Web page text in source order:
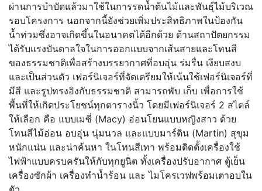
ผ่านการบำบัดแล้วมาใช้ในการรดน้ำต้นไม้และพันธุ์ไม้บริเวณ
รอบโครงการ นอกจากนี้ยังช่วยเพิ่มประสิทธิภาพในป้องกัน
น้ำท่วมซึ่งอาจเกิดขึ้นในอนาคตได้อีกด้วย ด้านสถาปัตยกรรม
ได้รับแรงบันดาลใจในการออกแบบจากเส้นสายและโทนสี
ของธรรมชาติเพื่อสร้างบรรยากาศที่อบอุ่น ร่มรื่น เงียบสงบ
และเป็นส่วนตัว เฟอร์นิเจอร์ที่จัดเตรียมให้เน้นใช้เฟอร์นิเจอร์ที่
มีสี และรูปทรงอิงกับธรรมชาติ สามารถพับ เก็บ เพื่อการใช้
พื้นที่ให้เกิดประโยชน์ทุกตารางนิ้ว โดยมีเฟอร์นิเจอร์ 2 สไตล์
ให้เลือก คือ แบบเมซี่ (Macy) อ่อนโยนแบบหญิงสาว ด้วย
โทนสีไม้อ่อน อบอุ่น นุ่มนวล และแบบมาร์ติน (Martin) สุขุม
หนักแน่น และน่าค้นหา ในโทนสีเทา พร้อมติดตั้งเครื่องใช้
ไฟฟ้าแบบครบครันให้กับทุกยูนิต ทั้งเครื่องปรับอากาศ ตู้เย็น
เครื่องซักผ้า เครื่องทำน้ำร้อน และ ไมโครเวฟพร้อมเตาอบใน